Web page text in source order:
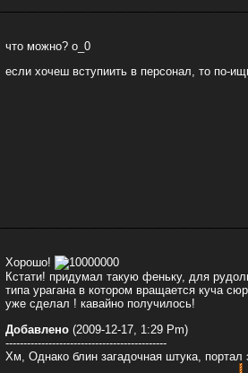
что можно? о_0
если хочеш вступиить в персонал, то по-
Хорошо!
Кстати! придумал такую феньку, для
типа урагана в котором вращается куча
уже сделал ! кавайно получилось!
Добавлено(2009-12-17, 1:29 Pm)
---------------------------------------------
Хм, Однако блин загадочная штука, портал